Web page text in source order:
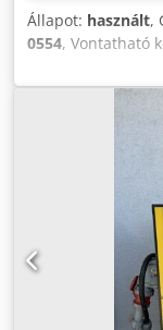
Állapot: használt,
0554, Vontatható
gyártási év:
SC20DS-2,
1180 mm,
hengeres Deutz
képeket. Ez a
ajánlatnak és
vállalunk